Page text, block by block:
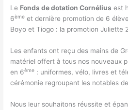
Le Fonds de dotation Cornélius est
6ème et dernière promotion de 6
Boyo et Tiogo : la promotion Juliette
Les enfants ont reçu des mains de
matériel offert à tous nos nouveaux
en 6ème : uniformes, vélo, livres et
cérémonie regroupant les notables
Nous leur souhaitons réussite et